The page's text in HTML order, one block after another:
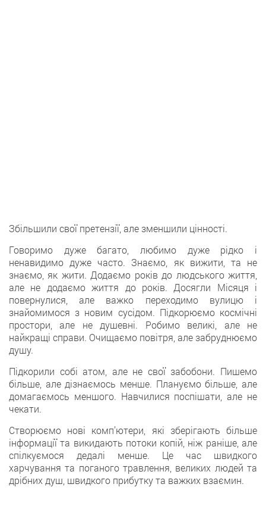
Збільшили свої претензії, але зменшили цінності.
Говоримо дуже багато, любимо дуже рідко і
ненавидимо дуже часто. Знаємо, як вижити, та не
знаємо, як жити. Додаємо років до людського життя,
але не додаємо життя до років. Досягли Місяця і
повернулися, але важко переходимо вулицю і
знайомимося з новим сусідом. Підкорюємо космічні
простори, але не душевні. Робимо великі, але не
найкращі справи. Очищаємо повітря, але забруднюємо
душу.
Підкорили собі атом, але не свої забобони. Пишемо
більше, але дізнаємось менше. Плануємо більше, але
домагаємось меншого. Навчилися поспішати, але не
чекати.
Створюємо нові комп’ютери, які зберігають більше
інформації та викидають потоки копій, ніж раніше, але
спілкуємося дедалі менше. Це час швидкого
харчування та поганого травлення, великих людей та
дрібних душ, швидкого прибутку та важких взаємин.